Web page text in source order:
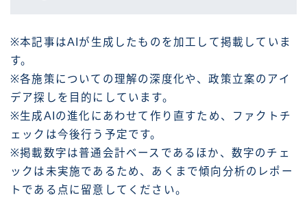
※本記事はAIが生成したものを加工して掲載していま
す。
※各施策についての理解の深度化や、政策立案のアイ
デア探しを目的にしています。
※生成AIの進化にあわせて作り直すため、ファクトチ
ェックは今後行う予定です。
※掲載数字は普通会計ベースであるほか、数字のチェ
ックは未実施であるため、あくまで傾向分析のレポー
トである点に留意してください。